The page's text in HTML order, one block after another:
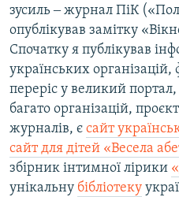
зусиль ‒ журнал ПіК
опублікував замітку
Спочатку я публікував
українських організацій,
переріс у великий
багато організацій,
журналів, є сайт
сайт для дітей «Весела
збірник інтимної лірики
унікальну бібліотеку